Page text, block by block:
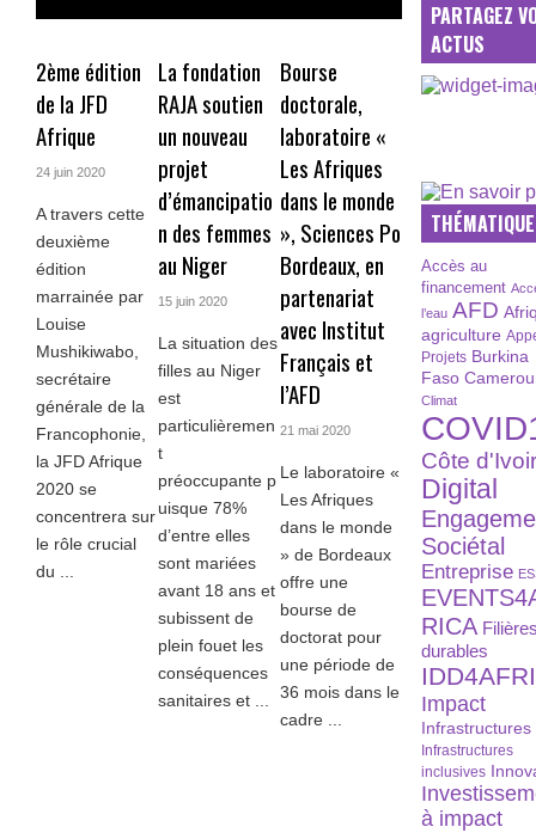
2ème édition
de la JFD
Afrique
24 juin 2020
A travers cette
deuxième
édition
marrainée par
Louise
Mushikiwabo,
secrétaire
générale de la
Francophonie,
la JFD Afrique
2020 se
concentrera sur
le rôle crucial
du ...
La fondation
RAJA soutien
un nouveau
projet
d’émancipatio
n des femmes
au Niger
15 juin 2020
La situation des
filles au Niger
est
particulièremen
t
préoccupante p
uisque 78%
d’entre elles
sont mariées
avant 18 ans et
subissent de
plein fouet les
conséquences
sanitaires et ...
Bourse
doctorale,
laboratoire «
Les Afriques
dans le monde
», Sciences Po
Bordeaux, en
partenariat
avec Institut
Français et
l’AFD
21 mai 2020
Le laboratoire «
Les Afriques
dans le monde
» de Bordeaux
offre une
bourse de
doctorat pour
une période de
36 mois dans le
cadre ...
PARTAGEZ
ACTUS
Accès au
financement
l’eau AFD
agriculture
Projets Burkina
Faso
Climat
Côte
Digital
Sociétal
Entreprise
RICA
durables
Impact
Infrastructures
Infrastructures
inclusives
à impact